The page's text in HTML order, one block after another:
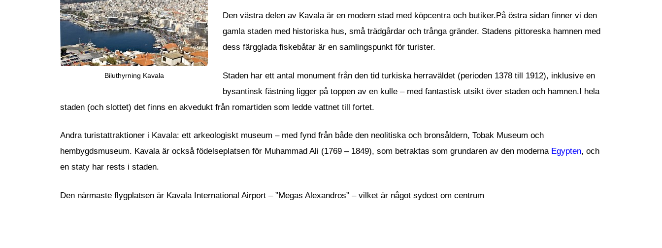
Biluthyrning Kavala
Den västra delen av Kavala är en modern stad med köpcentra och butiker.På östra sidan finner vi den
gamla staden med historiska hus, små trädgårdar och trånga gränder. Stadens pittoreska hamnen med
dess färgglada fiskebåtar är en samlingspunkt för turister.
Staden har ett antal monument från den tid turkiska herraväldet (perioden 1378 till 1912), inklusive en
bysantinsk fästning ligger på toppen av en kulle – med fantastisk utsikt över staden och hamnen.I hela
staden (och slottet) det finns en akvedukt från romartiden som ledde vattnet till fortet.
Andra turistattraktioner i Kavala: ett arkeologiskt museum – med fynd från både den neolitiska och bronsåldern, Tobak Museum och
hembygdsmuseum. Kavala är också födelseplatsen för Muhammad Ali (1769 – 1849), som betraktas som grundaren av den moderna Egypten, och
en staty har rests i staden.
Den närmaste flygplatsen är Kavala International Airport – ”Megas Alexandros” – vilket är något sydost om centrum